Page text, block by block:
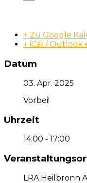
+ Zu Google
+ iCal / Outlook
Datum
03. Apr. 2025
Vorbei!
Uhrzeit
14:00 - 17:00
LRA Heilbronn